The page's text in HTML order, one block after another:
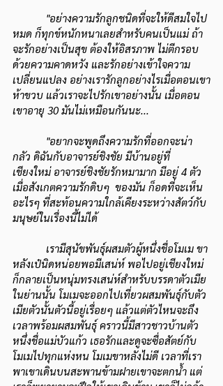
"อย่างความรักลูกชนิดที่จะให้ดีสมใจไป
หมด ก็ทุกข์หนักหนาเลยสำหรับคนเป็นแม่ ถ้า
จะรักอย่างเป็นสุข ต้องให้อิสรภาพ ไม่ตีกรอบ
ด้วยความคาดหวัง และรักอย่างเข้าใจความ
เปลี่ยนแปลง อย่างเรารักลูกอย่างไรเมื่อตอนเขา
ห้าขวบ แล้วเราจะไปรักเขาอย่างนั้น เมื่อตอน
เขาอายุ 30 มันไม่เหมือนกันนะ...
"อยากจะพูดถึงความรักที่ออกจะน่า
กลัว ดิฉันกับอาจารย์ชิงชัย มีบ้านอยู่ที่
เชียงใหม่ อาจารย์ชิงชัยรักหมามาก มีอยู่ 4 ตัว
เมื่อสังเกตความรักดิบๆ  ของมัน ก็อดที่จะเห็น
อะไรๆ ที่สะท้อนความใกล้เคียงระหว่างสัตว์กับ
มนุษย์ในเรื่องนี้ไม่ได้
เรามีสุนัขพันธุ์ผสมตัวผู้หนึ่งชื่อโมเม ขา
หลังเป๋นิดหน่อยพอมีเสน่ห์ พอไปอยู่เชียงใหม่
ก็กลายเป็นหนุ่มทรงเสน่ห์สำหรับบรรดาตัวเมีย
ในย่านนั้น โมเมจะออกไปเที่ยวผสมพันธุ์กับตัว
เมียตัวนั้นตัวนี้อยู่เรื่อยๆ แล้วแต่ตัวไหนจะถึง
เวลาพร้อมผสมพันธุ์ คราวนี้มีสาวชาวบ้านตัว
หนึ่งชื่อแม่บัวแก้ว เธอรักและดูจะซื่อสัตย์กับ
โมเมไปทุกแห่งหน โมเมขาหลังไม่ดี เวลาที่เรา
พาเขาเดินบนสะพานข้ามฝายเขาจะตกน้ำ แต่